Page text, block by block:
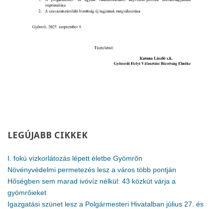
LEGÚJABB CIKKEK
I. fokú vízkorlátozás lépett életbe Gyömrőn
Növényvédelmi permetezés lesz a város több pontján
Hőségben sem marad ivóvíz nélkül: 43 közkút várja a
gyömrőieket
Igazgatási szünet lesz a Polgármesteri Hivatalban július 27. és